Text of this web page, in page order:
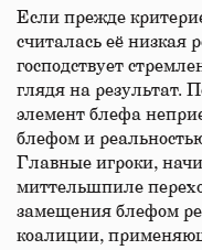
Если прежде
считалась её низкая
господствует
глядя на результат.
элемент блефа
блефом и
Главные игроки,
миттельшпиле
замещения блефом
коалиции,